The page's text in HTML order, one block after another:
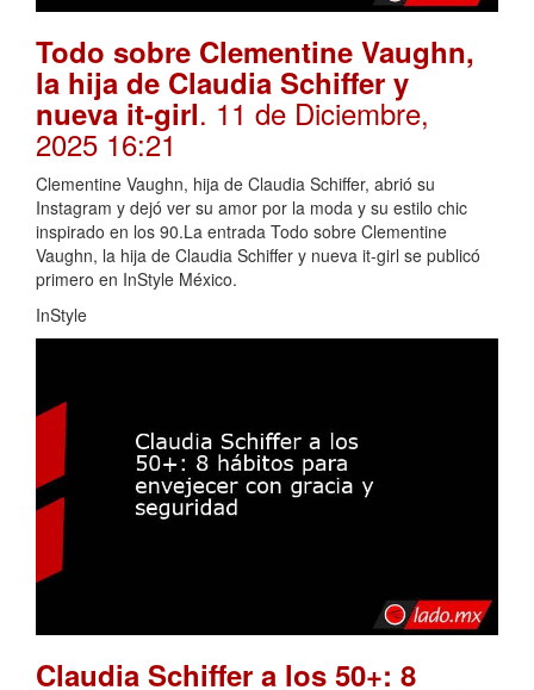
Todo sobre Clementine Vaughn,
la hija de Claudia Schiffer y
nueva it-girl. 11 de Diciembre,
2025 16:21
Clementine Vaughn, hija de Claudia Schiffer, abrió su
Instagram y dejó ver su amor por la moda y su estilo chic
inspirado en los 90.La entrada Todo sobre Clementine
Vaughn, la hija de Claudia Schiffer y nueva it-girl se publicó
primero en InStyle México.
InStyle
Claudia Schiffer a los 50+: 8